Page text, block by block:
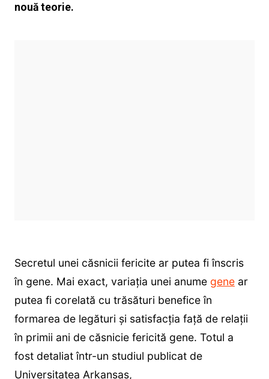
nouă teorie.
Secretul unei căsnicii fericite ar putea fi înscris
în gene. Mai exact, variația unei anume genear
putea fi corelată cu trăsături benefice în
formarea de legături și satisfacția față de relații
în primii ani de căsnicie fericită gene. Totul a
fost detaliat într-un studiul publicat de
Universitatea Arkansas,